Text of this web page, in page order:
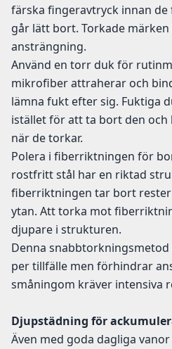
färska fingeravtryck innan de
går lätt bort. Torkade
ansträngning.
Använd en torr duk för
mikrofiber attraherar och
lämna fukt efter sig. Fuktiga
istället för att ta bort den
när de torkar.
Polera i fiberriktningen för
rostfritt stål har en riktad
fiberriktningen tar bort
ytan. Att torka mot
djupare i strukturen.
Denna
per tillfälle men förhindrar
småningom kräver intensiva
Djupstädning för
Även med goda dagliga